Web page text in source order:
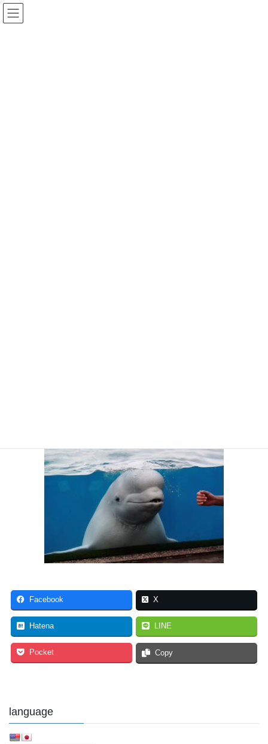
コ
ン
ナ
ビ
Facebook X
Hatena LINE
Pocket Copy
language